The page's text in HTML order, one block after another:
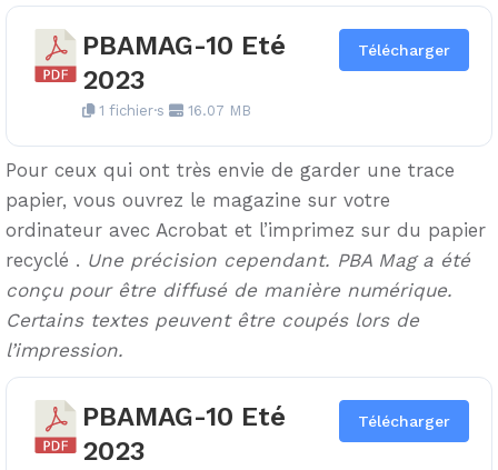
PBAMAG-10 Eté
2023
1 fichier·s 16.07 MB
Télécharger
Pour ceux qui ont très envie de garder une trace
papier, vous ouvrez le magazine sur votre
ordinateur avec Acrobat et l’imprimez sur du papier
recyclé . Une précision cependant. PBA Mag a été
conçu pour être diffusé de manière numérique.
Certains textes peuvent être coupés lors de
l’impression.
PBAMAG-10 Eté
2023
Télécharger